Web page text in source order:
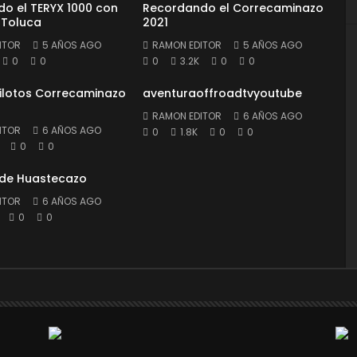
el TERYX 1000 con
5 AÑOS AGO
0 0
Recordando el Correcaminazo
2021
RAMON EDITOR
5 AÑOS AGO
0
3.2K 0 0
Correcaminazo
6 AÑOS AGO
0 0
aventuraoffroadtvyoutube
RAMON EDITOR
6 AÑOS AGO
0
1.8K 0 0
Huastecazo
6 AÑOS AGO
0 0